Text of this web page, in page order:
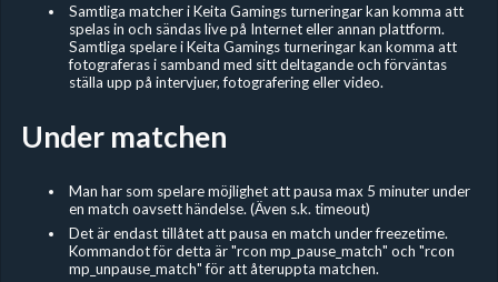
Samtliga matcher i Keita Gamings turneringar kan komma att
spelas in och sändas live på Internet eller annan plattform.
Samtliga spelare i Keita Gamings turneringar kan komma att
fotograferas i samband med sitt deltagande och förväntas
ställa upp på intervjuer, fotografering eller video.
Under matchen
Man har som spelare möjlighet att pausa max 5 minuter under
en match oavsett händelse. (Även s.k. timeout)
Det är endast tillåtet att pausa en match under freezetime.
Kommandot för detta är "rcon mp_pause_match" och "rcon
mp_unpause_match" för att återuppta matchen.